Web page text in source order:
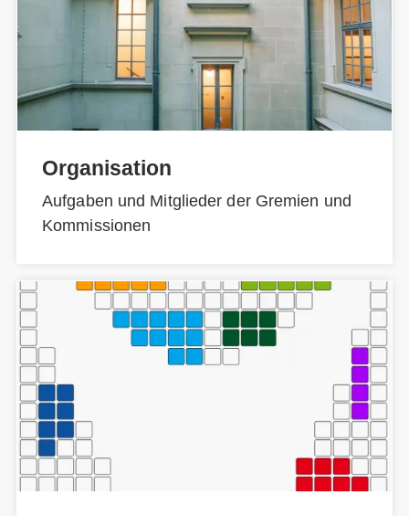
Organisation
Aufgaben und Mitglieder der Gremien und
Kommissionen